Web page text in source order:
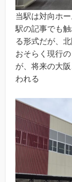
当駅は対向ホ
駅の記事でも
る形式だが、
おそらく現行
が、将来の大
われる